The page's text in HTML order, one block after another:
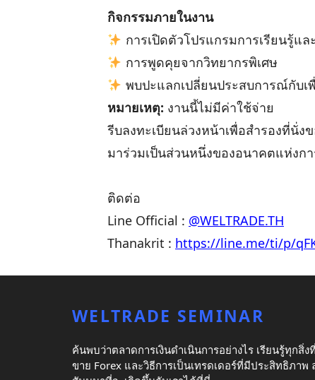
กิจกรรมภายในงาน
การเปิดตัวโปรแกรมการเรียนรู้แ
การพูดคุยจากวิทยากรพิเศษ
พบปะแลกเปลี่ยนประสบการณ์กับเ
หมายเหตุ: งานนี้ไม่มีค่าใช้จ่าย
รีบลงทะเบียนล่วงหน้าเพื่อสำรองที่นั่ง
มาร่วมเป็นส่วนหนึ่งของอนาคตแห่งก
ติดต่อ
Line Official : @WELTRADE.TH
Thanakrit : https://line.me/ti/p/
WELTRADE SEMINAR
ค้นพบว่าตลาดการเงินดำเนินการอย่างไร เรียนรู้ทุกสิ่
ขาย Forex และวิธีการเป็นเทรดเดอร์ที่มีประสิทธิภาพ